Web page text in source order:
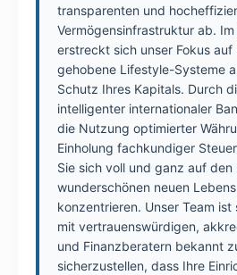
transparenten und
Vermögensinfrastruktur ab. Im
erstreckt sich unser Fokus auf
gehobene Lifestyle-Systeme
Schutz Ihres Kapitals. Durch
intelligenter internationaler
die Nutzung optimierter
Einholung fachkundiger
Sie sich voll und ganz auf den
wunderschönen neuen
konzentrieren. Unser Team
mit vertrauenswürdigen,
und Finanzberatern bekannt
sicherzustellen, dass Ihre